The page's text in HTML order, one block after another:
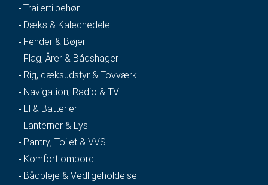
Trailertilbehør
Dæks & Kalechedele
Fender & Bøjer
Flag, Årer & Bådshager
Rig, dæksudstyr & Tovværk
Navigation, Radio & TV
El & Batterier
Lanterner & Lys
Pantry, Toilet & VVS
Komfort ombord
Bådpleje & Vedligeholdelse